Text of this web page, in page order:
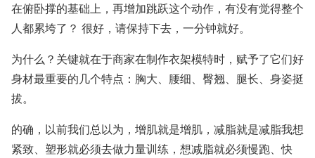
在俯卧撑的基础上，再增加跳跃这个动作，有没有觉得整个
人都累垮了？ 很好，请保持下去，一分钟就好。
为什么？关键就在于商家在制作衣架模特时，赋予了它们好
身材最重要的几个特点：胸大、腰细、臀翘、腿长、身姿挺
拔。
的确，以前我们总以为，增肌就是增肌，减脂就是减脂我想
紧致、塑形就必须去做力量训练，想减脂就必须慢跑、快